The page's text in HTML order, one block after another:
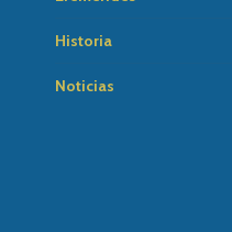
Historia
Noticias